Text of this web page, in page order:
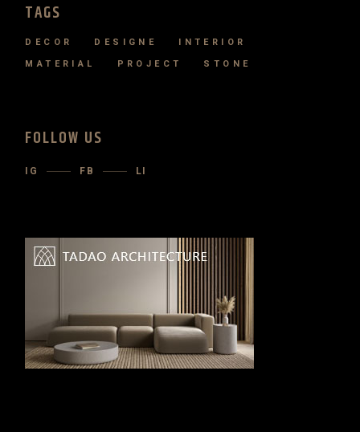
TAGS
DECOR DESIGNE INTERIOR
MATERIAL PROJECT STONE
FOLLOW US
IG FB LI